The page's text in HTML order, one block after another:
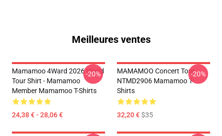
Meilleures ventes
Mamamoo 4Ward 2026 World
Tour Shirt - Mamamoo
Member Mamamoo T-Shirts
24,38 € - 28,06 €
-20%
MAMAMOO Concert Tour
NTMD2906 Mamamoo T-
Shirts
32,20 €$35
-20%